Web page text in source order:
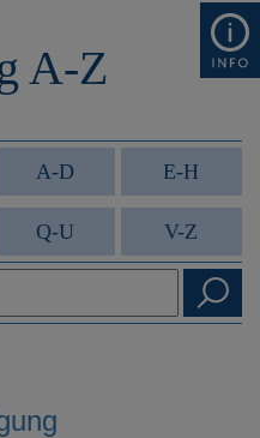
A-Z
A-D E-H
Q-U V-Z